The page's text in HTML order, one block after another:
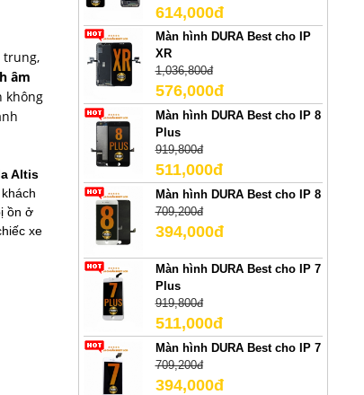
trung,
âm
không
Altis
ồn ở
xe
614,000đ
Màn hình DURA Best cho IP
XR
1,036,800đ
576,000đ
Màn hình DURA Best cho IP 8
Plus
919,800đ
511,000đ
Màn hình DURA Best cho IP 8
709,200đ
394,000đ
Màn hình DURA Best cho IP 7
Plus
919,800đ
511,000đ
Màn hình DURA Best cho IP 7
709,200đ
394,000đ